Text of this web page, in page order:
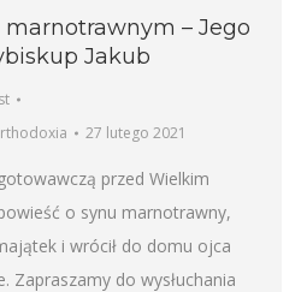
– Jego
Jakub
27 lutego 2021
przed Wielkim
o synu marnotrawny,
i wrócił do domu ojca
Zapraszamy do wysłuchania